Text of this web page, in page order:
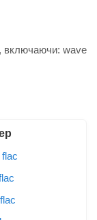
включаючи: wave